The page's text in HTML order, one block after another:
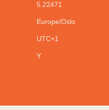
5.22471
Europe/Oslo
UTC+1
Y